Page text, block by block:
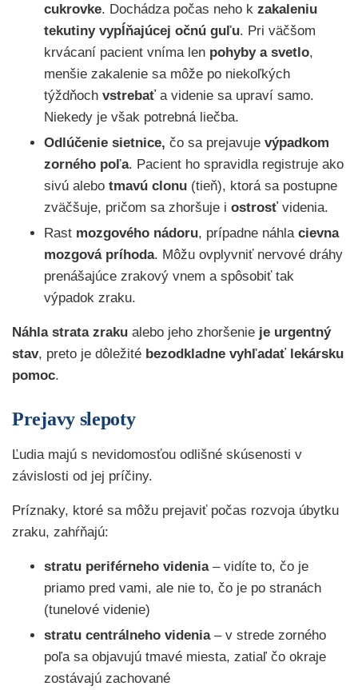
cukrovke. Dochádza počas neho k zakaleniu
tekutiny vypĺňajúcej očnú guľu. Pri väčšom
krvácaní pacient vníma len pohyby a svetlo,
menšie zakalenie sa môže po niekoľkých
týždňoch vstrebaťa videnie sa upraví samo.
Niekedy je však potrebná liečba.
Odlúčenie sietnice, čo sa prejavuje výpadkom
zorného poľa. Pacient ho spravidla registruje ako
sivú alebo tmavú clonu (tieň), ktorá sa postupne
zväčšuje, pričom sa zhoršuje i ostrosťvidenia.
Rast mozgového nádoru, prípadne náhla cievna
mozgová príhoda. Môžu ovplyvniť nervové dráhy
prenášajúce zrakový vnem a spôsobiť tak
výpadok zraku.
Náhla strata zraku alebo jeho zhoršenie je urgentný
stav, preto je dôležité bezodkladne vyhľadať lekársku
pomoc.
Prejavy slepoty
Ľudia majú s nevidomosťou odlišné skúsenosti v
závislosti od jej príčiny.
Príznaky, ktoré sa môžu prejaviť počas rozvoja úbytku
zraku, zahŕňajú:
stratu periférneho videnia– vidíte to, čo je
priamo pred vami, ale nie to, čo je po stranách
(tunelové videnie)
stratu centrálneho videnia– v strede zorného
poľa sa objavujú tmavé miesta, zatiaľ čo okraje
zostávajú zachované